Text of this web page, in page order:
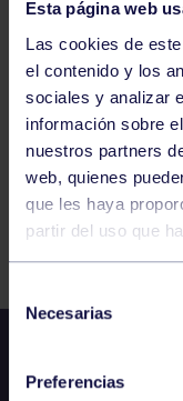
Esta página web
Las cookies de
el contenido y los
sociales y analizar
información sobre
nuestros partners
web, quienes
que les haya
partir del uso que
Necesarias
Preferencias
PILATES